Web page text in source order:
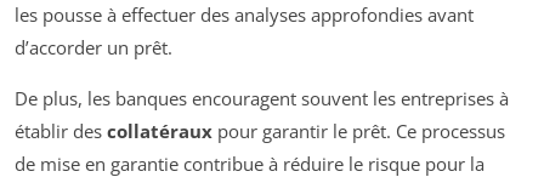
les pousse à effectuer des analyses approfondies avant
d’accorder un prêt.
De plus, les banques encouragent souvent les entreprises à
établir des collatéraux pour garantir le prêt. Ce processus
de mise en garantie contribue à réduire le risque pour la